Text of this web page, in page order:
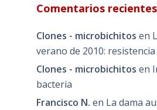
Comentarios recientes
Clones - microbichitos en
verano de 2010:
Clones - microbichitos en
bacteria
Francisco N. en La dama